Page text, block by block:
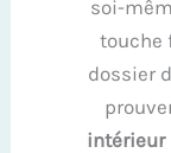
soi-
touche
dossier
intérieur